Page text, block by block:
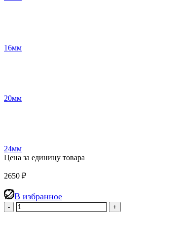
16мм
20мм
24мм
Цена за единицу товара
2650 ₽
В избранное
Количество
товара